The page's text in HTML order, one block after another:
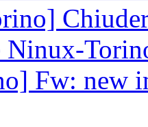
Ninux-
Fw: new